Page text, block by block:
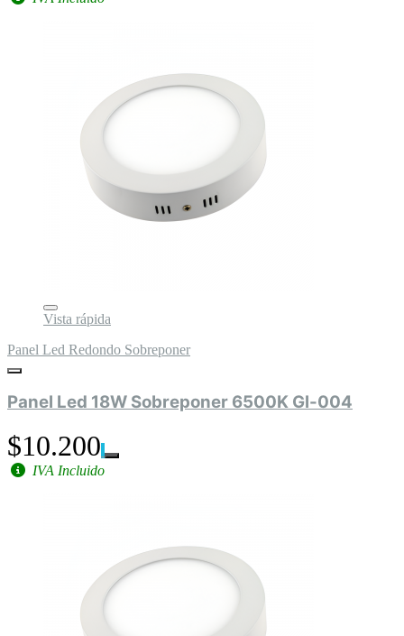
Vista rápida
Panel Led Redondo Sobreponer
Panel Led 18W Sobreponer 6500K Gl-004
$10.200
IVA Incluido